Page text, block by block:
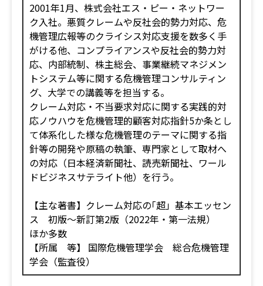
2001年1月、株式会社エス・ピー・ネットワー
ク入社。悪質クレームや反社会的勢力対応、危
機管理広報等のクライシス対応支援を数多く手
がける他、コンプライアンスや反社会的勢力対
応、内部統制、株主総会、事業継続マネジメン
トシステム等に関する危機管理コンサルティン
グ、大学での講義等を担当する。
クレーム対応・不当要求対応に関する実践的対
応ノウハウを危機管理的顧客対応指針5か条とし
て体系化した様な危機管理のテーマに関する指
針等の開発や原稿の執筆、専門家として取材へ
の対応（日本経済新聞社、読売新聞社、ワール
ドビジネスサテライト他）を行う。
【主な著書】クレーム対応の｢超」基本エッセン
ス 初版〜新訂第2版（2022年・第一法規）
ほか多数
【所属 等】 国際危機管理学会 総合危機管理
学会（監査役）